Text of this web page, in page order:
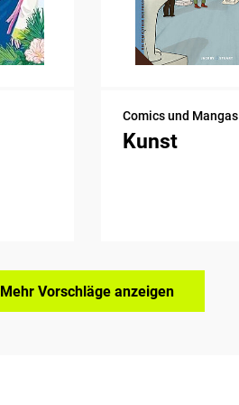
Comics und Mangas
Kunst
Mehr Vorschläge anzeigen